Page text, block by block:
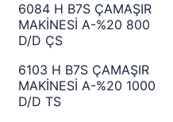
6084 H B7S ÇAMAŞIR
MAKİNESİ A-%20 800
D/D ÇS
6103 H B7S ÇAMAŞIR
MAKİNESİ A-%20 1000
D/D TS